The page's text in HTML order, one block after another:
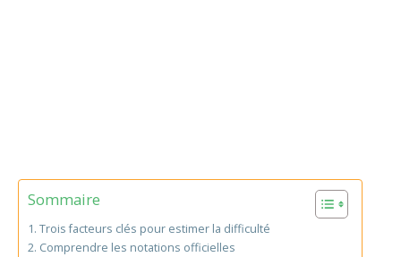
Sommaire
1. Trois facteurs clés pour estimer la difficulté
2. Comprendre les notations officielles